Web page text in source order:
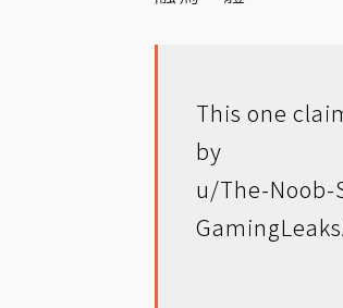
This one
by
u/The-Noob-